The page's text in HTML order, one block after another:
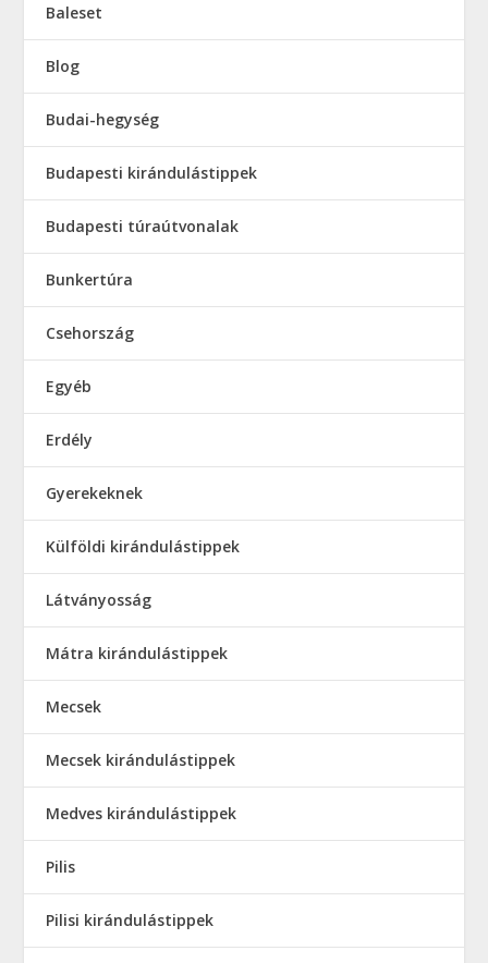
Baleset
Blog
Budai-hegység
Budapesti kirándulástippek
Budapesti túraútvonalak
Bunkertúra
Csehország
Egyéb
Erdély
Gyerekeknek
Külföldi kirándulástippek
Látványosság
Mátra kirándulástippek
Mecsek
Mecsek kirándulástippek
Medves kirándulástippek
Pilis
Pilisi kirándulástippek